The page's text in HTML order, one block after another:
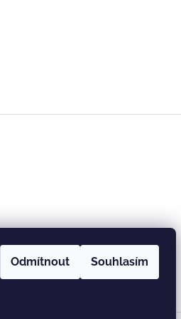
Odmítnout Souhlasím